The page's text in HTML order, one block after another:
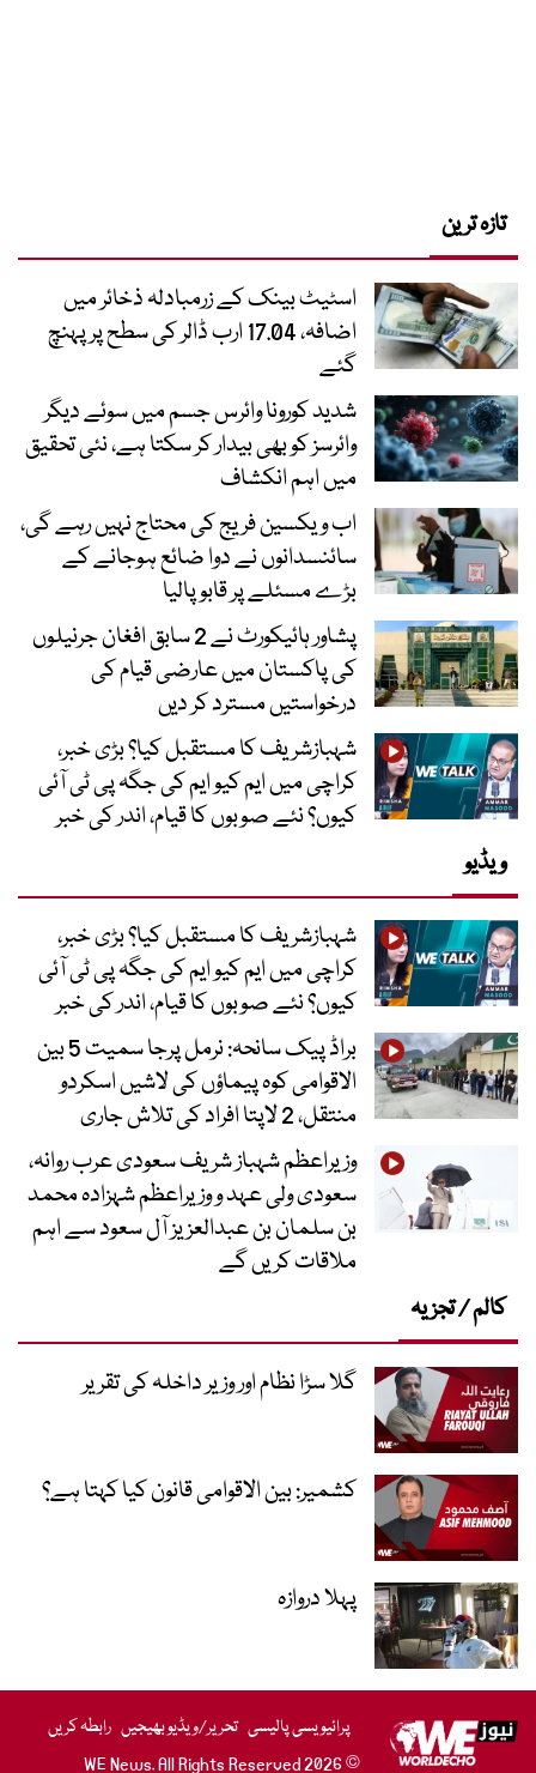
تازہ ترین
اسٹیٹ بینک کے زرمبادلہ ذخائر میں
اضافہ، 17.04 ارب ڈالر کی سطح پر پہنچ
گئے
شدید کورونا وائرس جسم میں سوئے دیگر
وائرسز کو بھی بیدار کر سکتا ہے، نئی تحقیق
میں اہم انکشاف
اب ویکسین فریج کی محتاج نہیں رہے گی،
سائنسدانوں نے دوا ضائع ہوجانے کے
بڑے مسئلے پر قابو پالیا
پشاور ہائیکورٹ نے 2 سابق افغان جرنیلوں
کی پاکستان میں عارضی قیام کی
درخواستیں مسترد کر دیں
شہبازشریف کا مستقبل کیا؟ بڑی خبر،
کراچی میں ایم کیو ایم کی جگہ پی ٹی آئی
کیوں؟ نئے صوبوں کا قیام، اندر کی خبر
ویڈیو
شہبازشریف کا مستقبل کیا؟ بڑی خبر،
کراچی میں ایم کیو ایم کی جگہ پی ٹی آئی
کیوں؟ نئے صوبوں کا قیام، اندر کی خبر
براڈ پیک سانحہ: نرمل پرجا سمیت 5 بین
الاقوامی کوہ پیماؤں کی لاشیں اسکردو
منتقل، 2 لاپتا افراد کی تلاش جاری
وزیراعظم شہباز شریف سعودی عرب روانہ،
سعودی ولی عہد و وزیراعظم شہزادہ محمد
بن سلمان بن عبدالعزیز آل سعود سے اہم
ملاقات کریں گے
کالم / تجزیہ
گلا سڑا نظام اور وزیر داخلہ کی تقریر
کشمیر: بین الاقوامی قانون کیا کہتا ہے؟
پہلا دروازہ
پرائیویسی پالیسی تحریر/ویڈیو بھیجیں رابطہ کریں
© 2026 WE News. All Rights Reserved